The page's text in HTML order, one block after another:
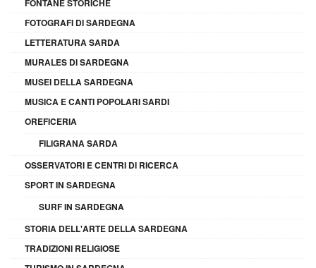
FONTANE STORICHE
FOTOGRAFI DI SARDEGNA
LETTERATURA SARDA
MURALES DI SARDEGNA
MUSEI DELLA SARDEGNA
MUSICA E CANTI POPOLARI SARDI
OREFICERIA
FILIGRANA SARDA
OSSERVATORI E CENTRI DI RICERCA
SPORT IN SARDEGNA
SURF IN SARDEGNA
STORIA DELL'ARTE DELLA SARDEGNA
TRADIZIONI RELIGIOSE